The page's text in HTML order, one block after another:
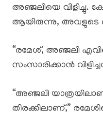
അഞ്ജലിയെ
ആയിരുന്നു, അവളുടെ
“രമേശ്, അഞ്ജലി
സംസാരിക്കാൻ
“അഞ്ജലി
തിരക്കിലാണ്,”